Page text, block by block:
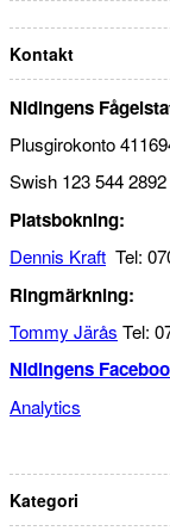
Kontakt
Nidingens
Plusgirokonto
Swish 123 544 2892
Platsbokning:
Dennis Kraft Tel:
Ringmärkning:
Tommy Järås Tel:
Nidingens
Analytics
Kategori